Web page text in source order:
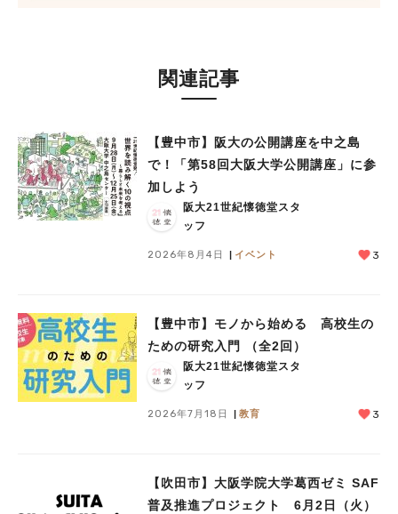
関連記事
【豊中市】阪大の公開講座を中之島
で！「第58回大阪大学公開講座」に参
加しよう
阪大21世紀懐徳堂スタ
ッフ
2026年8月4日 イベント 3
【豊中市】モノから始める 高校生の
ための研究入門 （全2回）
阪大21世紀懐徳堂スタ
ッフ
2026年7月18日 教育 3
【吹田市】大阪学院大学葛西ゼミ SAF
普及推進プロジェクト 6月2日（火）